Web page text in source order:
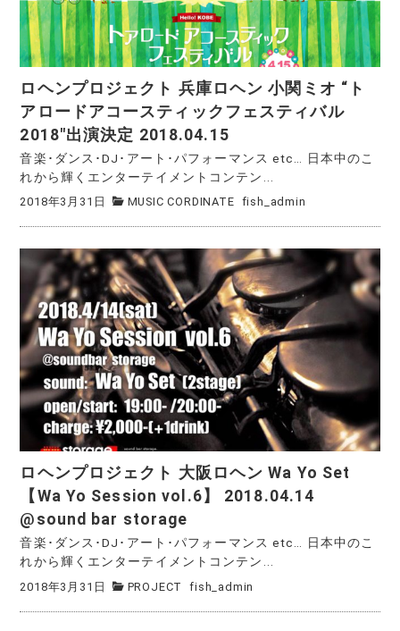
ロヘンプロジェクト 兵庫ロヘン 小関ミオ “ト
アロードアコースティックフェスティバル
2018″出演決定 2018.04.15
音楽･ダンス･DJ･アート･パフォーマンス etc… 日本中のこ
れから輝くエンターテイメントコンテン...
2018年3月31日 MUSIC CORDINATE fish_admin
ロヘンプロジェクト 大阪ロヘン Wa Yo Set
【Wa Yo Session vol.6】 2018.04.14
@sound bar storage
音楽･ダンス･DJ･アート･パフォーマンス etc… 日本中のこ
れから輝くエンターテイメントコンテン...
2018年3月31日 PROJECT fish_admin